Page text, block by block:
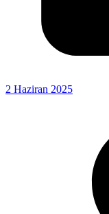
2 Haziran 2025